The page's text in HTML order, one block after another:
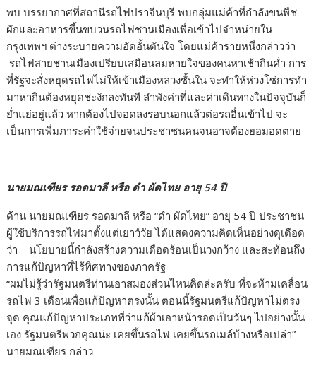
พบ บรรยากาศที่สถานีรถไฟปราจีนบุรี พบกลุ่มแม่ค้าที่กำลังขนพืช
ผักและอาหารขึ้นขบวนรถไฟชานเมืองเพื่อเข้าไปจำหน่ายใน
กรุงเทพฯ ต่างระบายความอัดอั้นตันใจ โดยแม่ค้ารายหนึ่งกล่าวว่า
รถไฟสายชานเมืองเปรียบเสมือนลมหายใจของคนหาเช้ากินค่ำ การ
ที่รัฐจะสั่งหยุดรถไฟไม่ให้เข้าเมืองหลวงชั้นใน จะทำให้ห่วงโซ่การทำ
มาหากินต้องหยุดชะงักลงทันที ลำพังค่าที่และค่าเดินทางในปัจจุบันก็
ย่ำแย่อยู่แล้ว หากต้องไปจอดลงรอบนอกแล้วต่อรถอื่นเข้าไป จะ
เป็นการเพิ่มภาระค่าใช้จ่ายจนประชาชนคนจนอาจต้องยอมอดตาย
นายมณเฑียร รอดมาลี หรือ ดำ ผัดไทย อายุ 54 ปี
ด้าน นายมณเฑียร รอดมาลี หรือ “ดำ ผัดไทย” อายุ 54 ปี ประชาชน
ผู้ใช้บริการรถไฟมาตั้งแต่เยาว์วัย ได้แสดงความคิดเห็นอย่างดุเดือด
ว่า นโยบายนี้กำลังสร้างความเดือดร้อนเป็นวงกว้าง และสะท้อนถึง
การแก้ปัญหาที่ไร้ทิศทางของภาครัฐ
“ผมไม่รู้ว่ารัฐมนตรีท่านเอาสมองส่วนไหนคิดล่ะครับ ที่จะห้ามเคลื่อน
รถไฟ 3 เดือนเพื่อแก้ปัญหาตรงนั้น ตอนนี้รัฐมนตรีแก้ปัญหาไม่ตรง
จุด คุณแก้ปัญหาประเภทที่ว่าแก้ผ้าเอาหน้ารอดเป็นวันๆ ไปอย่างนั้น
เอง รัฐมนตรีพวกคุณน่ะ เคยขึ้นรถไฟ เคยขึ้นรถเมล์บ้างหรือเปล่า”
นายมณเฑียร กล่าว